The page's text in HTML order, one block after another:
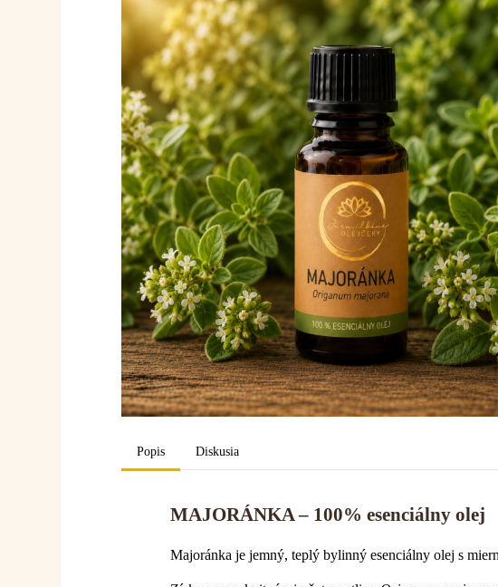
Popis
Diskusia
MAJORÁNKA – 100% esenciálny olej
Majoránka je jemný, teplý bylinný esenciálny olej s